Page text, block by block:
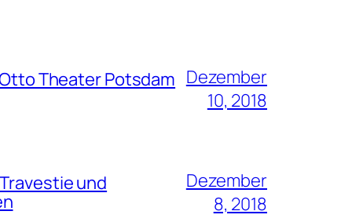
Theater Potsdam Dezember
10, 2018
und
Dezember
8, 2018